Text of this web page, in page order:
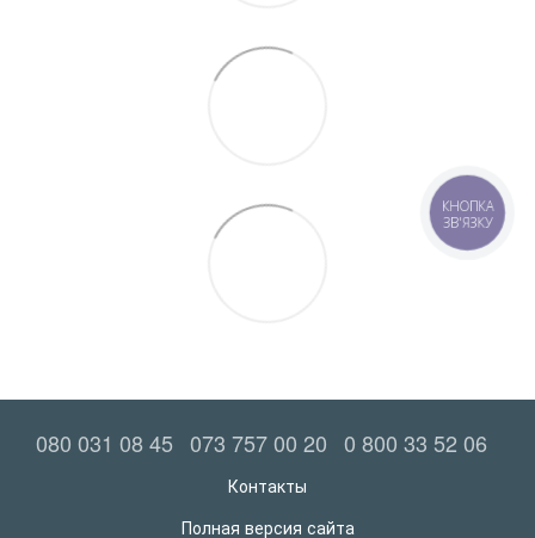
080 031 08 45 073 757 00 20 0 800 33 52 06
Контакты
Полная версия сайта
КНОПКА
ЗВ'ЯЗКУ